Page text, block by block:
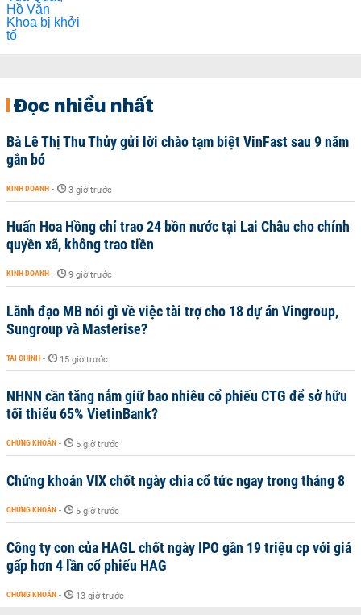
Đọc nhiều nhất
Bà Lê Thị Thu Thủy gửi lời chào tạm biệt VinFast sau 9 năm
gắn bó
KINH DOANH - 3 giờ trước
Huấn Hoa Hồng chỉ trao 24 bồn nước tại Lai Châu cho chính
quyền xã, không trao tiền
KINH DOANH - 9 giờ trước
Lãnh đạo MB nói gì về việc tài trợ cho 18 dự án Vingroup,
Sungroup và Masterise?
TÀI CHÍNH - 15 giờ trước
NHNN cần tăng nắm giữ bao nhiêu cổ phiếu CTG để sở hữu
tối thiểu 65% VietinBank?
CHỨNG KHOÁN - 5 giờ trước
Chứng khoán VIX chốt ngày chia cổ tức ngay trong tháng 8
CHỨNG KHOÁN - 5 giờ trước
Công ty con của HAGL chốt ngày IPO gần 19 triệu cp với giá
gấp hơn 4 lần cổ phiếu HAG
CHỨNG KHOÁN - 13 giờ trước